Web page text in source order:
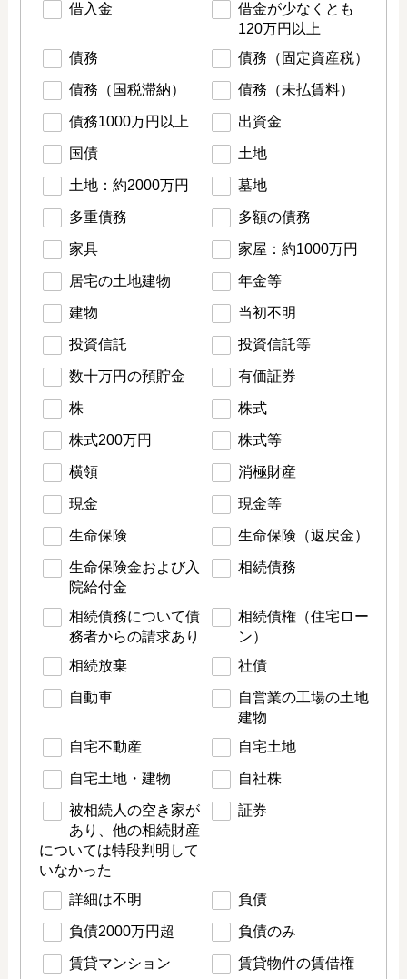
借入金
借金が少なくとも
120万円以上
債務
債務（固定資産税）
債務（国税滞納） 債務（未払賃料）
債務1000万円以上 出資金
国債 土地
土地：約2000万円 墓地
多重債務 多額の債務
家具 家屋：約1000万円
居宅の土地建物 年金等
建物 当初不明
投資信託 投資信託等
数十万円の預貯金 有価証券
株 株式
株式200万円 株式等
横領 消極財産
現金 現金等
生命保険 生命保険（返戻金）
生命保険金および入
院給付金
相続債務
相続債務について債
務者からの請求あり
相続債権（住宅ロー
ン）
相続放棄
社債
自動車
自営業の工場の土地
建物
自宅不動産
自宅土地
自宅土地・建物 自社株
被相続人の空き家が
あり、他の相続財産
については特段判明して
いなかった
証券
詳細は不明 負債
負債2000万円超 負債のみ
賃貸マンション 賃貸物件の賃借権